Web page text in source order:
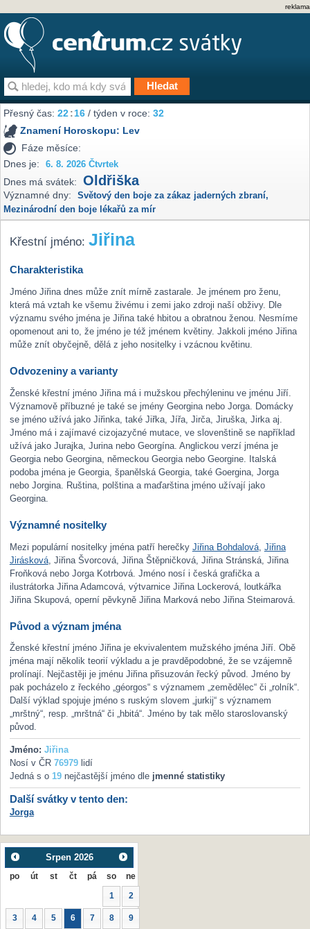
reklama
Přesný čas:22:16 / týden v roce:32
Znamení Horoskopu: Lev
Fáze měsíce:
Dnes je:
6. 8. 2026 Čtvrtek
Dnes má svátek: Oldřiška
Významné dny: Světový den boje za zákaz jaderných zbraní,
Mezinárodní den boje lékařů za mír
Křestní jméno: Jiřina
Charakteristika
Jméno Jiřina dnes může znít mírně zastarale. Je jménem pro ženu,
která má vztah ke všemu živému i zemi jako zdroji naší obživy. Dle
významu svého jména je Jiřina také hbitou a obratnou ženou. Nesmíme
opomenout ani to, že jméno je též jménem květiny. Jakkoli jméno Jiřina
může znít obyčejně, dělá z jeho nositelky i vzácnou květinu.
Odvozeniny a varianty
Ženské křestní jméno Jiřina má i mužskou přechýleninu ve jménu Jiří.
Významově příbuzné je také se jmény Georgina nebo Jorga. Domácky
se jméno užívá jako Jiřinka, také Jiřka, Jířa, Jirča, Jiruška, Jirka aj.
Jméno má i zajímavé cizojazyčné mutace, ve slovenštině se například
užívá jako Jurajka, Jurina nebo Georgína. Anglickou verzí jména je
Georgia nebo Georgina, německou Georgia nebo Georgine. Italská
podoba jména je Georgia, španělská Georgia, také Goergina, Jorga
nebo Jorgina. Ruština, polština a maďarština jméno užívají jako
Georgina.
Významné nositelky
Mezi populární nositelky jména patří herečky Jiřina Bohdalová, Jiřina
Jirásková, Jiřina Švorcová, Jiřina Štěpničková, Jiřina Stránská, Jiřina
Froňková nebo Jorga Kotrbová. Jméno nosí i česká grafička a
ilustrátorka Jiřina Adamcová, výtvarnice Jiřina Lockerová, loutkářka
Jiřina Skupová, operní pěvkyně Jiřina Marková nebo Jiřina Steimarová.
Původ a význam jména
Ženské křestní jméno Jiřina je ekvivalentem mužského jména Jiří. Obě
jména mají několik teorií výkladu a je pravděpodobné, že se vzájemně
prolínají. Nejčastěji je jménu Jiřina přisuzován řecký původ. Jméno by
pak pocházelo z řeckého „géorgos“ s významem „zemědělec“ či „rolník“.
Další výklad spojuje jméno s ruským slovem „jurkij“ s významem
„mrštný“, resp. „mrštná“ či „hbitá“. Jméno by tak mělo staroslovanský
původ.
Jméno: Jiřina
Nosí v ČR 76979lidí
Jedná s o 19nejčastější jméno dle jmenné statistiky
Další svátky v tento den:
Jorga
Srpen 2026
po út st čt pá so ne
1 2
3 4 5 6 7 8 9